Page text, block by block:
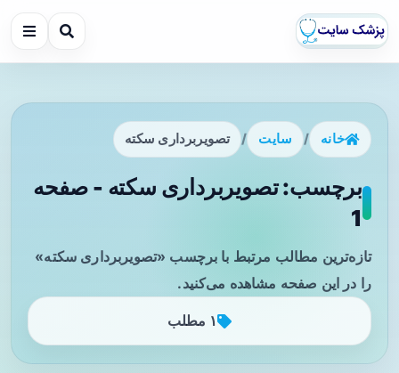
خانه / سایت / تصویربرداری سکته
برچسب: تصویربرداری سکته - صفحه
1
تازه‌ترین مطالب مرتبط با برچسب «تصویربرداری سکته»
را در این صفحه مشاهده می‌کنید.
۱ مطلب